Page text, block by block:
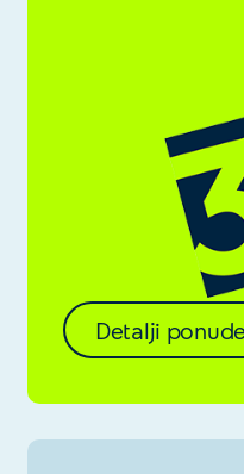
Detalji ponude